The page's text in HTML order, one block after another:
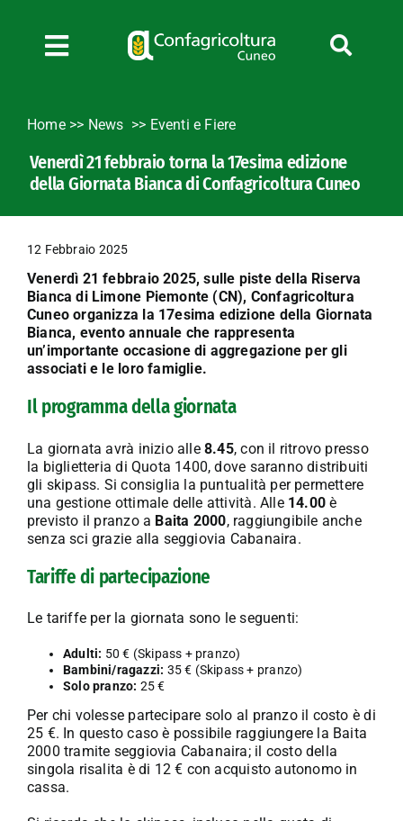
contenuto
Toggle
News
L’Agricoltore cuneese
Fotogallery
Lavora con noi
Home>> News Eventi e Fiere
Venerdì 21 febbraio torna la 17esima edizione
della Giornata Bianca di Confagricoltura Cuneo
12 Febbraio 2025
Venerdì 21 febbraio 2025, sulle piste della Riserva
Bianca di Limone Piemonte (CN), Confagricoltura
Cuneo organizza la 17esima edizione della Giornata
Bianca, evento annuale che rappresenta
un’importante occasione di aggregazione per gli
associati e le loro famiglie.
Il programma della giornata
La giornata avrà inizio alle8.45, con il ritrovo presso
la biglietteria di Quota 1400, dove saranno distribuiti
gli skipass. Si consiglia la puntualità per permettere
una gestione ottimale delle attività. Alle 14.00 è
previsto il pranzo a Baita 2000, raggiungibile anche
senza sci grazie alla seggiovia Cabanaira.
Tariffe di partecipazione
Le tariffe per la giornata sono le seguenti:
Adulti: 50 € (Skipass + pranzo)
Bambini/ragazzi: 35 € (Skipass + pranzo)
Solo pranzo: 25 €
Per chi volesse partecipare solo al pranzo il costo è di
25 €. In questo caso è possibile raggiungere la Baita
2000 tramite seggiovia Cabanaira; il costo della
singola risalita è di 12 € con acquisto autonomo in
cassa.